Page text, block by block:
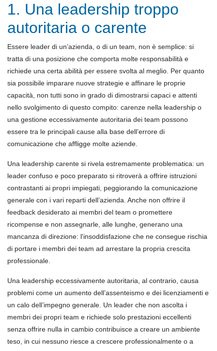
1. Una leadership troppo
autoritaria o carente
Essere leader di un’azienda, o di un team, non è semplice: si
tratta di una posizione che comporta molte responsabilità e
richiede una certa abilità per essere svolta al meglio. Per quanto
sia possibile imparare nuove strategie e affinare le proprie
capacità, non tutti sono in grado di dimostrarsi capaci e attenti
nello svolgimento di questo compito: carenze nella leadership o
una gestione eccessivamente autoritaria dei team possono
essere tra le principali cause alla base dell’errore di
comunicazione che affligge molte aziende.
Una leadership carente si rivela estremamente problematica: un
leader confuso e poco preparato si ritroverà a offrire istruzioni
contrastanti ai propri impiegati, peggiorando la comunicazione
generale con i vari reparti dell’azienda. Anche non offrire il
feedback desiderato ai membri del team o promettere
ricompense e non assegnarle, alle lunghe, generano una
mancanza di direzione: l'insoddisfazione che ne consegue rischia
di portare i membri dei team ad arrestare la propria crescita
professionale.
Una leadership eccessivamente autoritaria, al contrario, causa
problemi come un aumento dell’assenteismo e dei licenziamenti e
un calo dell’impegno generale. Un leader che non ascolta i
membri dei propri team e richiede solo prestazioni eccellenti
senza offrire nulla in cambio contribuisce a creare un ambiente
teso, in cui nessuno riesce a crescere professionalmente o a